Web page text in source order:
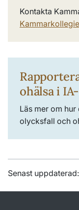
Kontakta
ohälsa i
Läs mer om
olycksfall och
Senast